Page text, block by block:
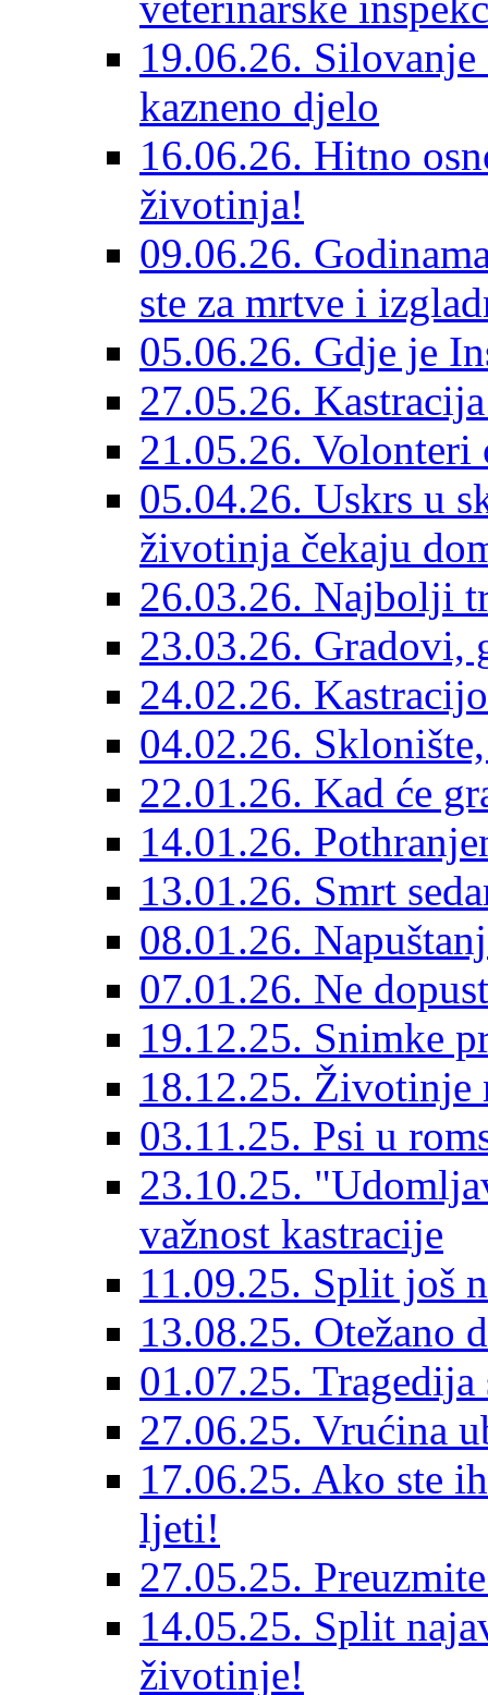
19.06.26.
kazneno djelo
16.06.26. Hitno
životinja!
09.06.26.
ste za mrtve i
05.06.26. Gdje je
27.05.26.
21.05.26. Volonteri
05.04.26. Uskrs u
životinja čekaju
26.03.26. Najbolji
23.03.26. Gradovi,
24.02.26.
04.02.26.
22.01.26. Kad će
14.01.26.
13.01.26. Smrt
08.01.26.
07.01.26. Ne
19.12.25. Snimke
18.12.25. Životinje
03.11.25. Psi u
23.10.25.
važnost kastracije
11.09.25. Split još
13.08.25. Otežano
01.07.25.
27.06.25. Vrućina
17.06.25. Ako ste
ljeti!
27.05.25.
14.05.25. Split
životinje!